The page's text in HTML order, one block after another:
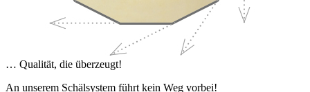
… Qualität, die überzeugt!
An unserem Schälsystem führt kein Weg vorbei!